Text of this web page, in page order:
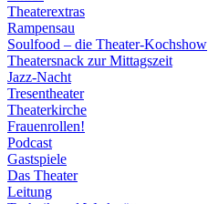
Theaterextras
Rampensau
Soulfood – die Theater-Kochshow
Theatersnack zur Mittagszeit
Jazz-Nacht
Tresentheater
Theaterkirche
Frauenrollen!
Podcast
Gastspiele
Das Theater
Leitung